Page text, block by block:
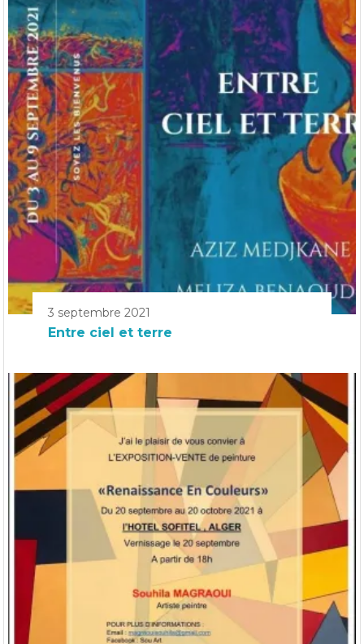
3 septembre 2021
Entre ciel et terre